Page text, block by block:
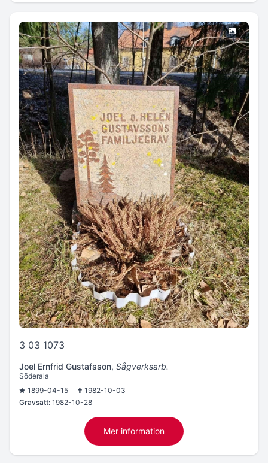
1
3 03 1073
Joel Ernfrid Gustafsson, Sågverksarb.
Söderala
1899-04-15
1982-10-03
Gravsatt: 1982-10-28
Mer information